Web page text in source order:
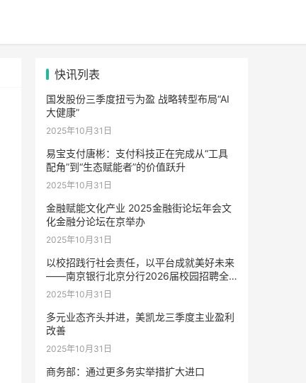
快讯列表
国发股份三季度扭亏为盈 战略转型布局“AI
大健康”
2025年10月31日
易宝支付唐彬：支付科技正在完成从“工具
配角”到“生态赋能者”的价值跃升
2025年10月31日
金融赋能文化产业 2025金融街论坛年会文
化金融分论坛在京举办
2025年10月31日
以校招践行社会责任，以平台成就美好未来
——南京银行北京分行2026届校园招聘全
面启动
2025年10月31日
多元业态齐头并进，美凯龙三季度主业盈利
改善
2025年10月31日
商务部：通过更多务实举措扩大进口